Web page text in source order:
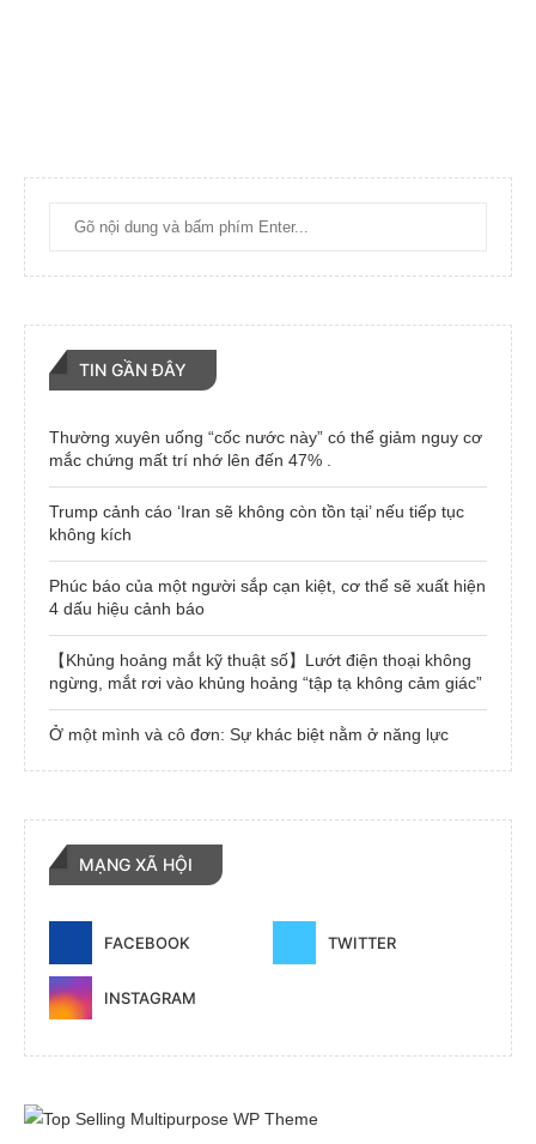
TIN GẦN ĐÂY
Thường xuyên uống “cốc nước này” có thể giảm nguy cơ
mắc chứng mất trí nhớ lên đến 47% .
Trump cảnh cáo ‘Iran sẽ không còn tồn tại’ nếu tiếp tục
không kích
Phúc báo của một người sắp cạn kiệt, cơ thể sẽ xuất hiện
4 dấu hiệu cảnh báo
【Khủng hoảng mắt kỹ thuật số】Lướt điện thoại không
ngừng, mắt rơi vào khủng hoảng “tập tạ không cảm giác”
Ở một mình và cô đơn: Sự khác biệt nằm ở năng lực
MẠNG XÃ HỘI
FACEBOOK TWITTER
INSTAGRAM